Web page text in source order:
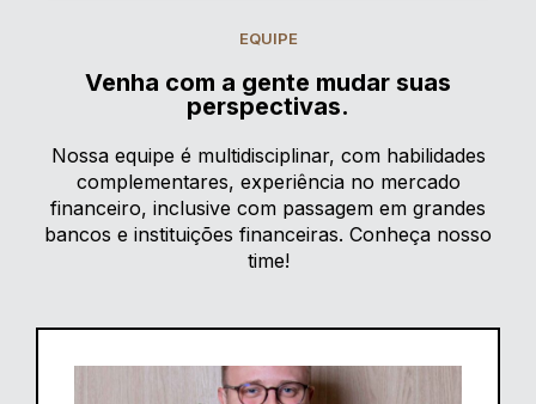
EQUIPE
Venha com a gente mudar suas
perspectivas.
Nossa equipe é multidisciplinar, com habilidades
complementares, experiência no mercado
financeiro, inclusive com passagem em grandes
bancos e instituições financeiras. Conheça nosso
time!